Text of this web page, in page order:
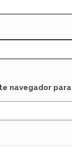
navegador